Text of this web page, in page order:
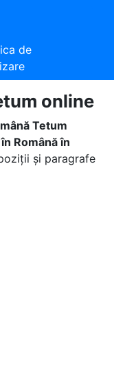
de
online
Tetum
Română în
și paragrafe